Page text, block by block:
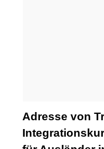
Adresse von